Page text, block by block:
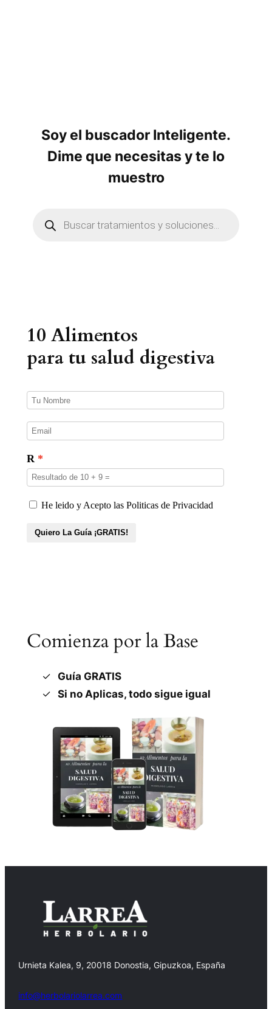
Soy el buscador Inteligente.
Dime que necesitas y te lo
muestro
o
d
c
t
s
10 Alimentos
para tu salud digestiva
Comienza por la Base
Guía GRATIS
Si no Aplicas, todo sigue igual
Urnieta Kalea, 9, 20018 Donostia, Gipuzkoa, España
info@herbolariolarrea.com